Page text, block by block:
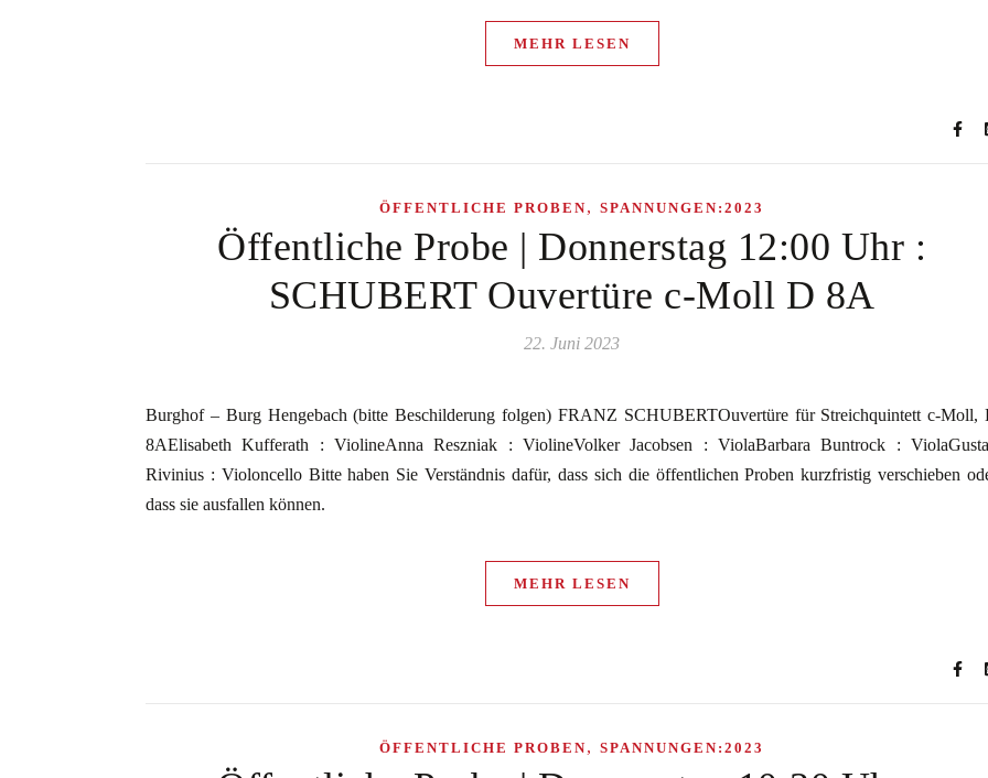
MEHR LESEN
ÖFFENTLICHE PROBEN, SPANNUNGEN:2023
Öffentliche Probe | Donnerstag 12:00 Uhr :
SCHUBERT Ouvertüre c-Moll D 8A
22. Juni 2023
Burghof – Burg Hengebach (bitte Beschilderung folgen) FRANZ SCHUBERTOuvertüre für Streichquintett c-Moll,
8AElisabeth Kufferath : ViolineAnna Reszniak : ViolineVolker Jacobsen : ViolaBarbara Buntrock :
Rivinius : Violoncello Bitte haben Sie Verständnis dafür, dass sich die öffentlichen Proben kurzfristig verschieben
dass sie ausfallen können.
MEHR LESEN
ÖFFENTLICHE PROBEN, SPANNUNGEN:2023